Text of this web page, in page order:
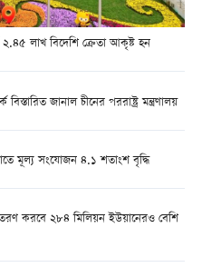
লাখ বিদেশি ক্রেতা আকৃষ্ট হন
বিস্তারিত জানাল চীনের পররাষ্ট্র মন্ত্রণালয়
মূল্য সংযোজন ৪.১ শতাংশ বৃদ্ধি
করবে ২৮৪ মিলিয়ন ইউয়ানেরও বেশি